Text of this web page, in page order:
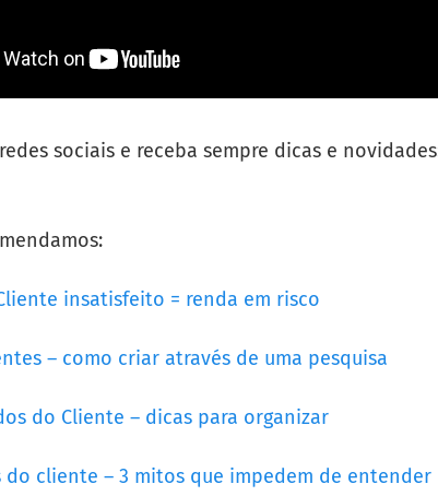
sociais e receba sempre dicas e
insatisfeito = renda em risco
– como criar através de uma pesquisa
do Cliente – dicas para organizar
do cliente – 3 mitos que impedem de entender